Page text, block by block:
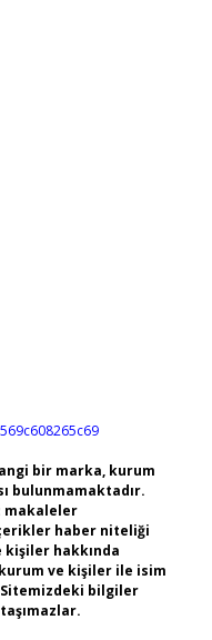
bir marka, kurum
bulunmamaktadır.
makaleler
haber niteliği
kişiler hakkında
ve kişiler ile isim
bilgiler